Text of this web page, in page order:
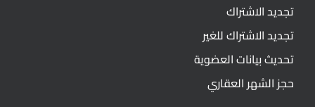
تجديد الاشتراك
تجديد الاشتراك للغير
تحديث بيانات العضوية
حجز الشهر العقاري